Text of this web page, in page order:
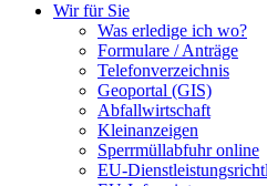
Wir für Sie
Was erledige ich wo?
Formulare / Anträge
Telefonverzeichnis
Geoportal (GIS)
Abfallwirtschaft
Kleinanzeigen
Sperrmüllabfuhr online
EU-